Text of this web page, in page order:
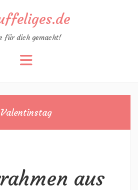
für dich gemacht!
Valentinstag
aus